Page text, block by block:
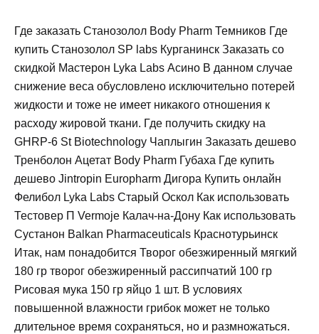
Где заказать Станозолол Body Pharm Темников Где
купить Станозолол SP labs Курганинск Заказать со
скидкой Мастерон Lyka Labs Асино В данном случае
снижение веса обусловлено исключительно потерей
жидкости и тоже не имеет никакого отношения к
расходу жировой ткани. Где получить скидку на
GHRP-6 St Biotechnology Чаплыгин Заказать дешево
Тренболон Ацетат Body Pharm Губаха Где купить
дешево Jintropin Europharm Дигора Купить онлайн
Фелибол Lyka Labs Старый Оскол Как использовать
Тестовер П Vermoje Калач-на-Дону Как использовать
Сустанон Balkan Pharmaceuticals Краснотурьинск
Итак, нам понадобится Творог обезжиренный мягкий
180 гр творог обезжиренный рассипчатий 100 гр
Рисовая мука 150 гр яйцо 1 шт. В условиях
повышенной влажности грибок может не только
длительное время сохраняться, но и размножаться.